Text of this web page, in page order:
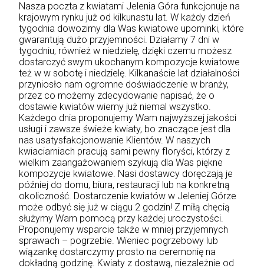
Nasza poczta z kwiatami Jelenia Góra funkcjonuje na
krajowym rynku już od kilkunastu lat. W każdy dzień
tygodnia dowozimy dla Was kwiatowe upominki, które
gwarantują dużo przyjemności. Działamy 7 dni w
tygodniu, również w niedzielę, dzięki czemu możesz
dostarczyć swym ukochanym kompozycje kwiatowe
też w w sobotę i niedzielę. Kilkanaście lat działalności
przyniosło nam ogromne doświadczenie w branży,
przez co możemy zdecydowanie napisać, że o
dostawie kwiatów wiemy już niemal wszystko.
Każdego dnia proponujemy Wam najwyższej jakości
usługi i zawsze świeże kwiaty, bo znaczące jest dla
nas usatysfakcjonowanie Klientów. W naszych
kwiaciarniach pracują sami pewny floryści, którzy z
wielkim zaangażowaniem szykują dla Was piękne
kompozycje kwiatowe. Nasi dostawcy doręczają je
później do domu, biura, restauracji lub na konkretną
okoliczność. Dostarczenie kwiatów w Jeleniej Górze
może odbyć się już w ciągu 2 godzin! Z miłą chęcią
służymy Wam pomocą przy każdej uroczystości.
Proponujemy wsparcie także w mniej przyjemnych
sprawach – pogrzebie. Wieniec pogrzebowy lub
wiązankę dostarczymy prosto na ceremonię na
dokładną godzinę. Kwiaty z dostawą, niezależnie od